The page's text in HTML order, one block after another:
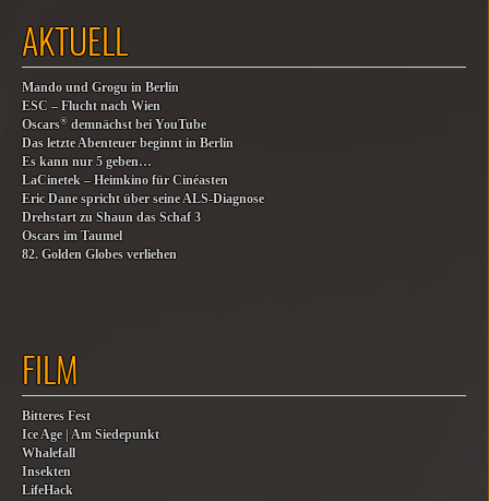
AKTUELL
Mando und Grogu in Berlin
ESC – Flucht nach Wien
Oscars® demnächst bei YouTube
Das letzte Abenteuer beginnt in Berlin
Es kann nur 5 geben…
LaCinetek – Heimkino für Cinéasten
Eric Dane spricht über seine ALS-Diagnose
Drehstart zu Shaun das Schaf 3
Oscars im Taumel
82. Golden Globes verliehen
FILM
Bitteres Fest
Ice Age | Am Siedepunkt
Whalefall
Insekten
LifeHack